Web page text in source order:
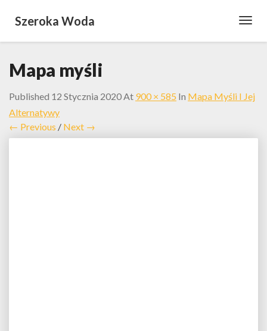
Szeroka Woda
Mapa myśli
Published 12 Stycznia 2020At 900 × 585 In Mapa Myśli I Jej
Alternatywy
← Previous / Next →